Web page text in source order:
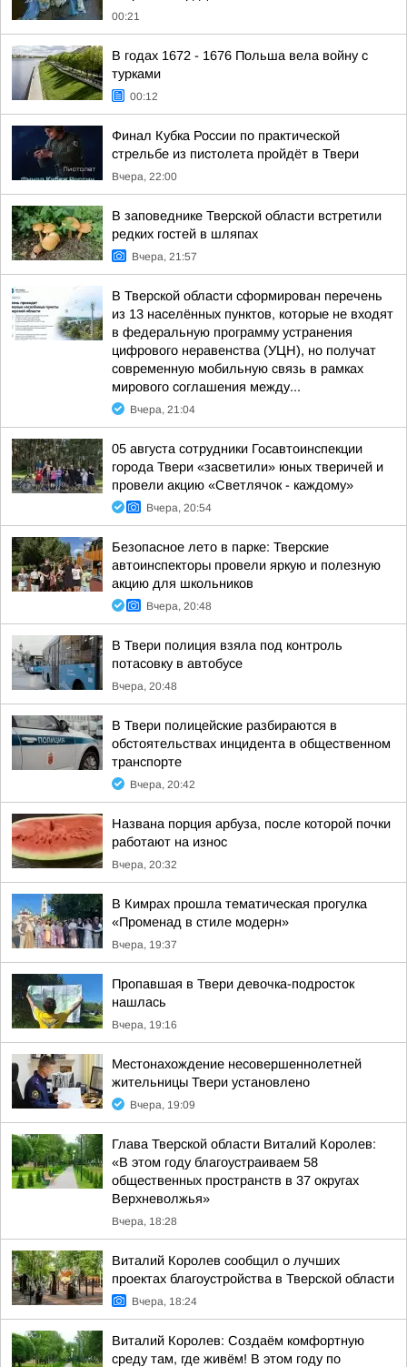
00:21
В годах 1672 - 1676 Польша вела войну с
турками
00:12
Финал Кубка России по практической
стрельбе из пистолета пройдёт в Твери
Вчера, 22:00
В заповеднике Тверской области встретили
редких гостей в шляпах
Вчера, 21:57
В Тверской области сформирован перечень
из 13 населённых пунктов, которые не входят
в федеральную программу устранения
цифрового неравенства (УЦН), но получат
современную мобильную связь в рамках
мирового соглашения между...
Вчера, 21:04
05 августа сотрудники Госавтоинспекции
города Твери «засветили» юных тверичей и
провели акцию «Светлячок - каждому»
Вчера, 20:54
Безопасное лето в парке: Тверские
автоинспекторы провели яркую и полезную
акцию для школьников
Вчера, 20:48
В Твери полиция взяла под контроль
потасовку в автобусе
Вчера, 20:48
В Твери полицейские разбираются в
обстоятельствах инцидента в общественном
транспорте
Вчера, 20:42
Названа порция арбуза, после которой почки
работают на износ
Вчера, 20:32
В Кимрах прошла тематическая прогулка
«Променад в стиле модерн»
Вчера, 19:37
Пропавшая в Твери девочка-подросток
нашлась
Вчера, 19:16
Местонахождение несовершеннолетней
жительницы Твери установлено
Вчера, 19:09
Глава Тверской области Виталий Королев:
«В этом году благоустраиваем 58
общественных пространств в 37 округах
Верхневолжья»
Вчера, 18:28
Виталий Королев сообщил о лучших
проектах благоустройства в Тверской области
Вчера, 18:24
Виталий Королев: Создаём комфортную
среду там, где живём! В этом году по